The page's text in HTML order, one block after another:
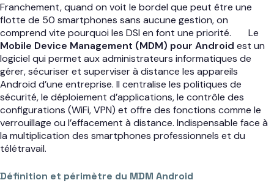
Franchement, quand on voit le bordel que peut être une
flotte de 50 smartphones sans aucune gestion, on
comprend vite pourquoi les DSI en font une priorité.
Le
Mobile Device Management (MDM) pour Android est un
logiciel qui permet aux administrateurs informatiques de
gérer, sécuriser et superviser à distance les appareils
Android d’une entreprise. Il centralise les politiques de
sécurité, le déploiement d’applications, le contrôle des
configurations (WiFi, VPN) et offre des fonctions comme le
verrouillage ou l’effacement à distance. Indispensable face à
la multiplication des smartphones professionnels et du
télétravail.
Définition et périmètre du MDM Android